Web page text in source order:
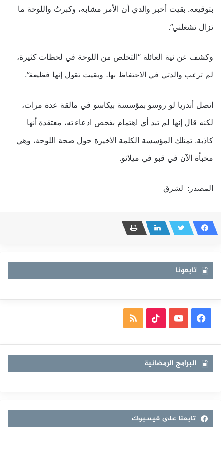
بتوقيعه. بقيت أخبر والدي أن الأمر مشابه، وكبرتُ واللوحة ما
تزال تشغلني”.
وكشف عن نية العائلة “التخلص من اللوحة في لحظات كثيرة،
لم ترغب والدتي في الاحتفاظ بها، وبقيت تقول إنها فظيعة”.
اتصل أندريا لو روسو بمؤسسة بيكاسو في مالقة عدة مرات،
لكنه قال إنها لم تبد أي اهتمام بفحص ادعاءاته، معتقدة أنها
كاذبة. تمتلك المؤسسة الكلمة الأخيرة حول صحة اللوحة، وهي
مخبأة الآن في قبو في ميلانو.
المصدر: الشرق
تابعونا
فيسبوكيوتيوب TikTokملخص
RSS
البرامج الرمضانية
تابعنا على فيسبوك